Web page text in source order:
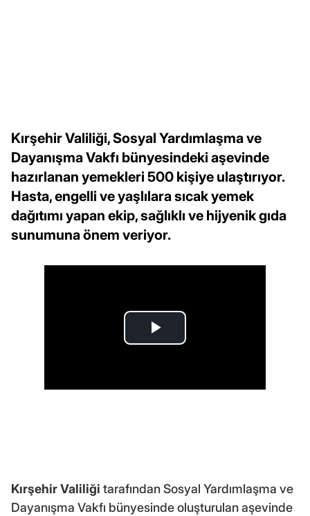
Kırşehir Valiliği, Sosyal Yardımlaşma ve
Dayanışma Vakfı bünyesindeki aşevinde
hazırlanan yemekleri 500 kişiye ulaştırıyor.
Hasta, engelli ve yaşlılara sıcak yemek
dağıtımı yapan ekip, sağlıklı ve hijyenik gıda
sunumuna önem veriyor.
Kırşehir Valiliği tarafından Sosyal Yardımlaşma ve
Dayanışma Vakfı bünyesinde oluşturulan aşevinde